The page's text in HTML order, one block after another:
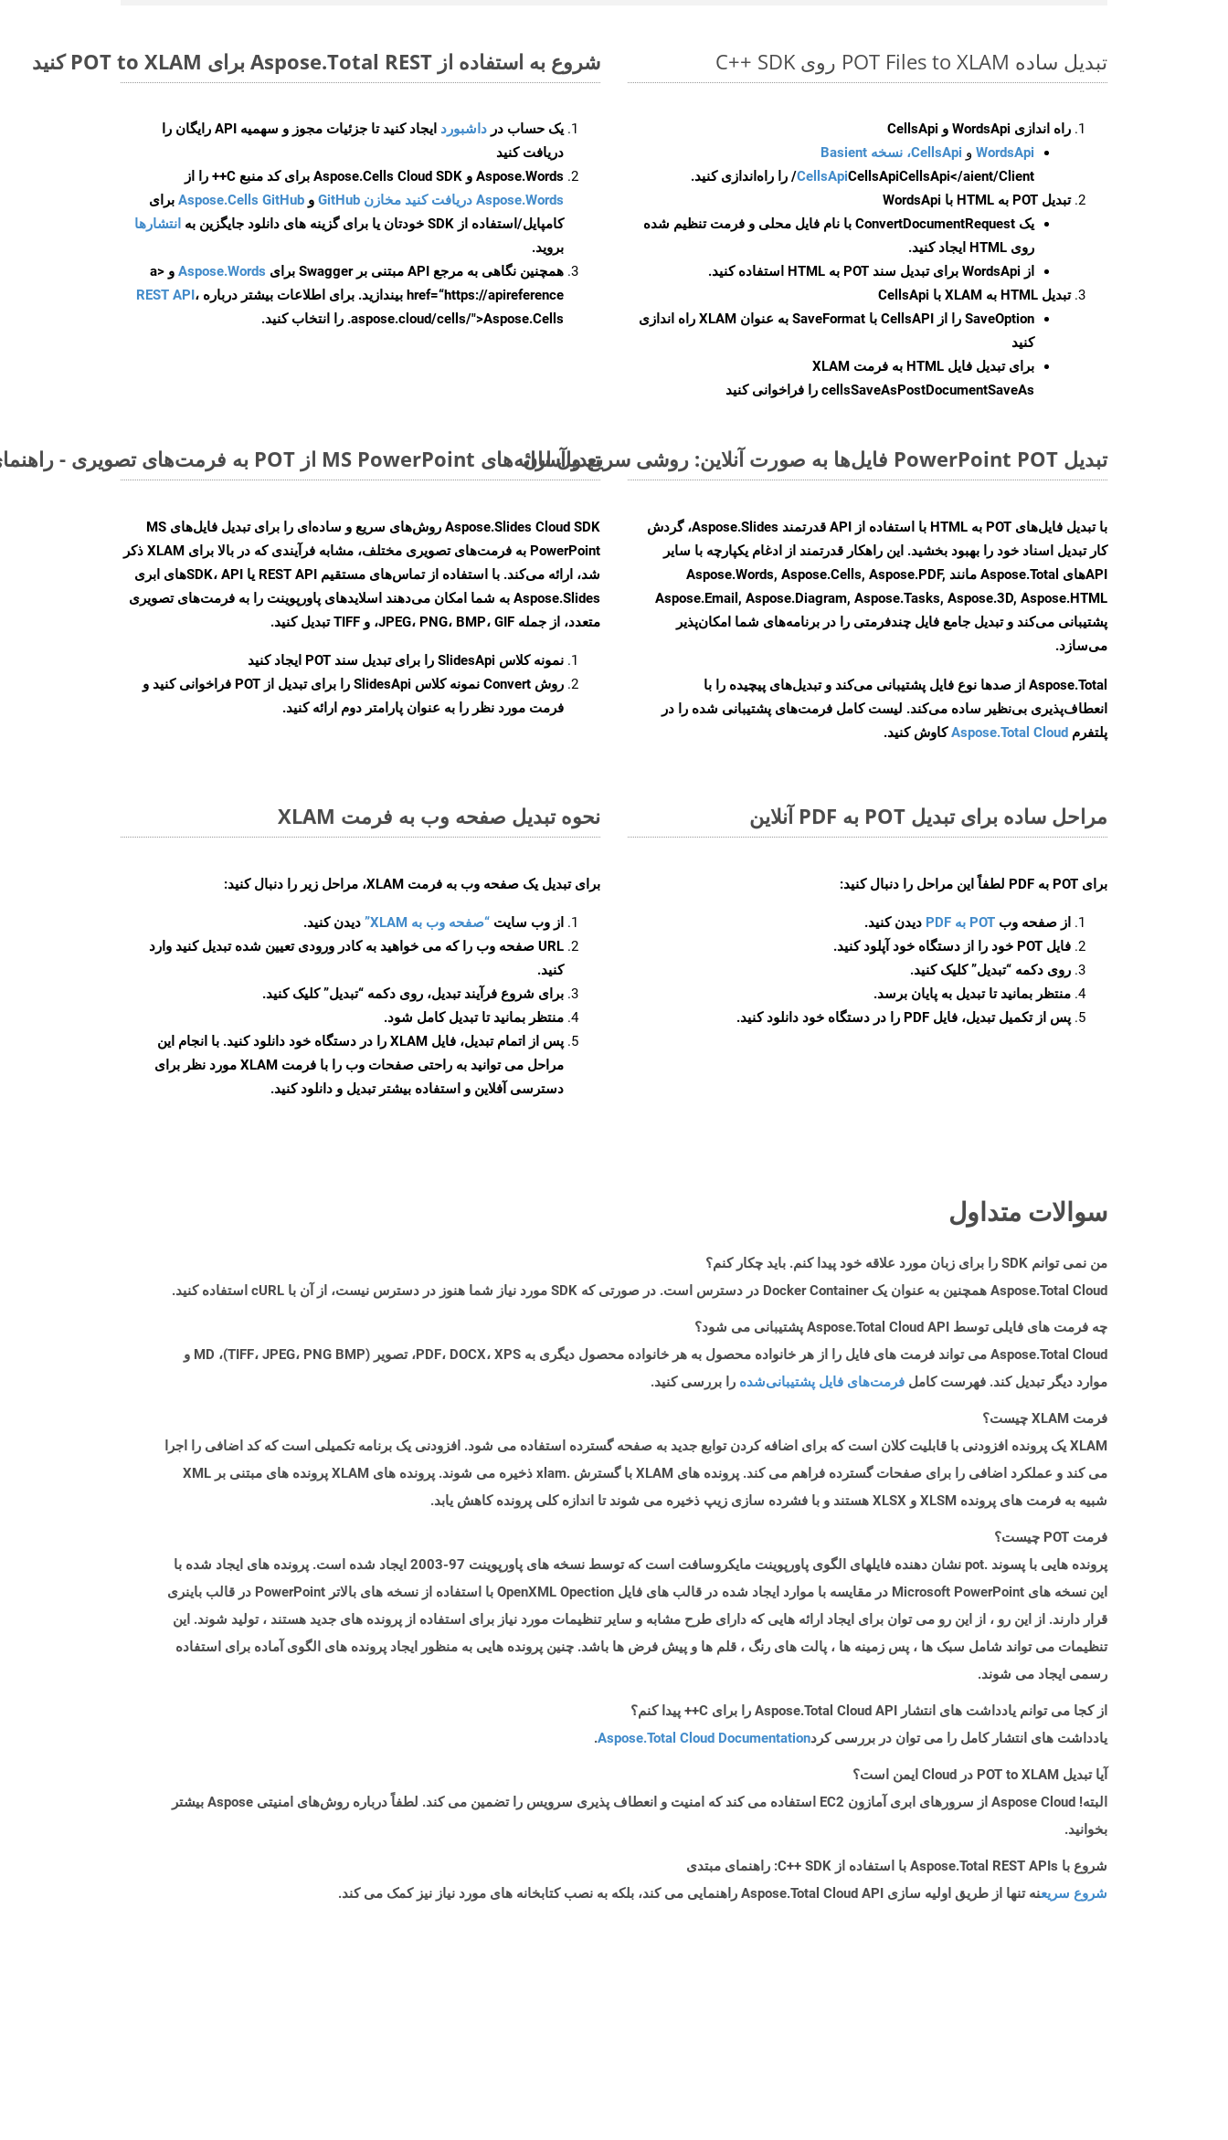
تبدیل ساده POT Files to XLAM روی C++ SDK
راه اندازی WordsApi و CellsApi
WordsApi و CellsApi، نسخه Basient
CellsApiCellsApiCellsApi</aient/Client/ را راه‌اندازی کنید.
تبدیل POT به HTML با WordsApi
یک ConvertDocumentRequest با نام فایل محلی و فرمت تنظیم شده
روی HTML ایجاد کنید.
از WordsApi برای تبدیل سند POT به HTML استفاده کنید.
تبدیل HTML به XLAM با CellsApi
SaveOption
را از CellsAPI با SaveFormat به عنوان XLAM راه اندازی
کنید
برای تبدیل فایل HTML به فرمت
XLAM
cellsSaveAsPostDocumentSaveAs را فراخوانی کنید
شروع به استفاده از Aspose.Total REST برای POT to XLAM کنید
یک حساب در داشبورد
ایجاد کنید تا جزئیات مجوز و سهمیه API رایگان را
دریافت کنید
Aspose.Words و Aspose.Cells Cloud SDK برای کد منبع C++ را از
Aspose.Words دریافت کنید مخازن GitHub
و Aspose.Cells GitHub برای
کامپایل/استفاده از SDK خودتان یا برای گزینه های دانلود جایگزین به
انتشارها
بروید.
همچنین نگاهی به مرجع API مبتنی بر Swagger برای
Aspose.Words
و <a
href=“https://apireference بیندازید. برای اطلاعات بیشتر درباره
REST API،
.aspose.cloud/cells/">Aspose.Cells را انتخاب کنید.
تبدیل PowerPoint POT فایل‌ها به صورت آنلاین: روشی سریع و آسان
با تبدیل فایل‌های POT به HTML با استفاده از API قدرتمند Aspose.Slides، گردش
کار تبدیل اسناد خود را بهبود بخشید. این راهکار قدرتمند از ادغام یکپارچه با سایر
APIهای Aspose.Total مانند Aspose.Words, Aspose.Cells, Aspose.PDF,
Aspose.Email, Aspose.Diagram, Aspose.Tasks, Aspose.3D, Aspose.HTML
پشتیبانی می‌کند و تبدیل جامع فایل چندفرمتی را در برنامه‌های شما امکان‌پذیر
می‌سازد.
Aspose.Total از صدها نوع فایل پشتیبانی می‌کند و تبدیل‌های پیچیده را با
انعطاف‌پذیری بی‌نظیر ساده می‌کند. لیست کامل فرمت‌های پشتیبانی شده را در
پلتفرم Aspose.Total Cloudکاوش کنید.
تبدیل ارائه‌های MS PowerPoint از POT به فرمت‌های تصویری - راهنمای گام به گام
Aspose.Slides Cloud SDK روش‌های سریع و ساده‌ای را برای تبدیل فایل‌های MS
PowerPoint به فرمت‌های تصویری مختلف، مشابه فرآیندی که در بالا برای XLAM ذکر
شد، ارائه می‌کند. با استفاده از تماس‌های مستقیم REST API یا SDK، APIهای ابری
Aspose.Slides به شما امکان می‌دهند اسلایدهای پاورپوینت را به فرمت‌های تصویری
متعدد، از جمله JPEG، PNG، BMP، GIF، و TIFF تبدیل کنید.
نمونه کلاس SlidesApi را برای تبدیل سند POT ایجاد کنید
روش Convert
نمونه کلاس SlidesApi را برای تبدیل از POT فراخوانی کنید و
فرمت مورد نظر را به عنوان پارامتر دوم ارائه کنید.
مراحل ساده برای تبدیل POT به PDF آنلاین
برای POT به PDF لطفاً این مراحل را دنبال کنید:
از صفحه وب POT به PDF
دیدن کنید.
فایل POT خود را از دستگاه خود آپلود کنید.
روی دکمه “تبدیل”کلیک کنید.
منتظر بمانید تا تبدیل به پایان برسد.
پس از تکمیل تبدیل، فایل PDF را در دستگاه خود دانلود کنید.
نحوه تبدیل صفحه وب به فرمت XLAM
برای تبدیل یک صفحه وب به فرمت XLAM، مراحل زیر را دنبال کنید:
از وب سایت “صفحه وب به XLAM”
دیدن کنید.
URL صفحه وب را که می خواهید به کادر ورودی تعیین شده تبدیل کنید وارد
کنید.
برای شروع فرآیند تبدیل، روی دکمه “تبدیل” کلیک کنید.
منتظر بمانید تا تبدیل کامل شود.
پس از اتمام تبدیل، فایل XLAM را در دستگاه خود دانلود کنید. با انجام این
مراحل می توانید به راحتی صفحات وب را با فرمت XLAM مورد نظر برای
دسترسی آفلاین و استفاده بیشتر تبدیل و دانلود کنید.
سوالات متداول
من نمی توانم SDK را برای زبان مورد علاقه خود پیدا کنم. باید چکار کنم؟
Aspose.Total Cloud همچنین به عنوان یک Docker Container در دسترس است. در صورتی که SDK مورد نیاز شما هنوز در دسترس نیست، از آن با cURL استفاده کنید.
چه فرمت های فایلی توسط Aspose.Total Cloud API پشتیبانی می شود؟
Aspose.Total Cloud می تواند فرمت های فایل را از هر خانواده محصول به هر خانواده محصول دیگری به PDF، DOCX، XPS، تصویر (TIFF، JPEG، PNG BMP)، MD و
موارد دیگر تبدیل کند. فهرست کامل فرمت‌های فایل پشتیبانی‌شده را بررسی کنید.
فرمت XLAM چیست؟
XLAM یک پرونده افزودنی با قابلیت کلان است که برای اضافه کردن توابع جدید به صفحه گسترده استفاده می شود. افزودنی یک برنامه تکمیلی است که کد اضافی را اجرا
می کند و عملکرد اضافی را برای صفحات گسترده فراهم می کند. پرونده های XLAM با گسترش .xlam ذخیره می شوند. پرونده های XLAM پرونده های مبتنی بر XML
شبیه به فرمت های پرونده XLSM و XLSX هستند و با فشرده سازی زیپ ذخیره می شوند تا اندازه کلی پرونده کاهش یابد.
فرمت POT چیست؟
پرونده هایی با پسوند .pot نشان دهنده فایلهای الگوی پاورپوینت مایکروسافت است که توسط نسخه های پاورپوینت 97-2003 ایجاد شده است. پرونده های ایجاد شده با
این نسخه های Microsoft PowerPoint در مقایسه با موارد ایجاد شده در قالب های فایل OpenXML Opection با استفاده از نسخه های بالاتر PowerPoint در قالب باینری
قرار دارند. از این رو ، از این رو می توان برای ایجاد ارائه هایی که دارای طرح مشابه و سایر تنظیمات مورد نیاز برای استفاده از پرونده های جدید هستند ، تولید شوند. این
تنظیمات می تواند شامل سبک ها ، پس زمینه ها ، پالت های رنگ ، قلم ها و پیش فرض ها باشد. چنین پرونده هایی به منظور ایجاد پرونده های الگوی آماده برای استفاده
رسمی ایجاد می شوند.
از کجا می توانم یادداشت های انتشار Aspose.Total Cloud API را برای C++ پیدا کنم؟
یادداشت های انتشار کامل را می توان در بررسی کردAspose.Total Cloud Documentation
.
آیا تبدیل POT to XLAM در Cloud ایمن است؟
البته! Aspose Cloud از سرورهای ابری آمازون EC2 استفاده می کند که امنیت و انعطاف پذیری سرویس را تضمین می کند. لطفاً درباره روش‌های امنیتی Aspose بیشتر
بخوانید.
شروع با Aspose.Total REST APIs با استفاده از C++ SDK: راهنمای مبتدی
شروع سریعنه تنها از طریق اولیه سازی Aspose.Total Cloud API راهنمایی می کند، بلکه به نصب کتابخانه های مورد نیاز نیز کمک می کند.